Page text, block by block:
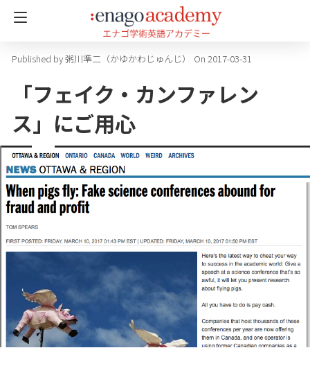
粥川準二（かゆかわじゅんじ） On 2017-03-31
「フェイク・カンファレン
ス」にご用心